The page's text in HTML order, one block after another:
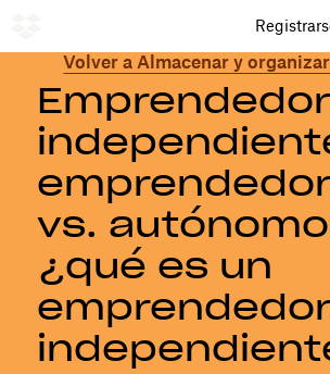
Volver a Almacenar y organizar
vs.
¿qué es un